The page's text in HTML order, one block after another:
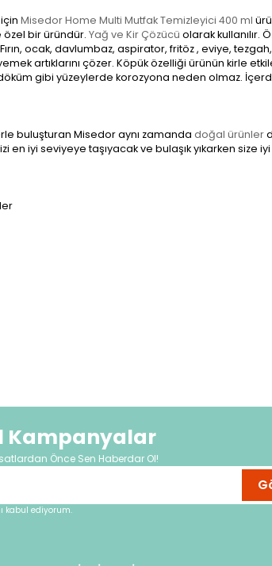
Misedor Home Multi Mutfak Temizleyici 400 ml
özel bir üründür. Yağ ve Kir Çözücü olarak kullanılır.
ocak, davlumbaz, aspirator, fritöz , eviye,
artıklarını çözer. Köpük özelliği ürünün kirle
gibi yüzeylerde korozyona neden olmaz.
buluşturan Misedor aynı zamanda doğal ürünler
iyi seviyeye taşıyacak ve bulaşık yıkarken size
Kampanyalar
Önce Sen Haberdar Ol!
kabul ediyorum.